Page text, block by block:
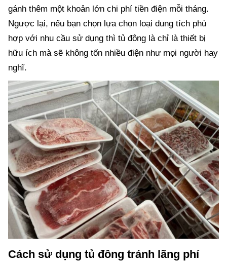
gánh thêm một khoản lớn chi phí tiền điện mỗi tháng.
Ngược lại, nếu bạn chọn lựa chọn loại dung tích phù
hợp với nhu cầu sử dụng thì tủ đông là chỉ là thiết bị
hữu ích mà sẽ không tốn nhiều điện như mọi người hay
nghĩ.
Cách sử dụng tủ đông tránh lãng phí